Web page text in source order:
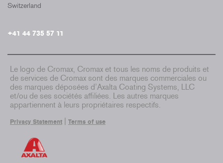
Switzerland
+41 44 735 57 11
Le logo de Cromax, Cromax et tous les noms de produits et
de services de Cromax sont des marques commerciales ou
des marques déposées d’Axalta Coating Systems, LLC
et/ou de ses sociétés affiliées. Les autres marques
appartiennent à leurs propriétaires respectifs.
Privacy Statement Terms of use